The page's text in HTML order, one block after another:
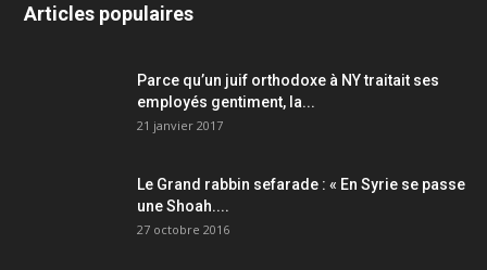
Articles populaires
Parce qu’un juif orthodoxe à NY traitait ses
employés gentiment, la...
21 janvier 2017
Le Grand rabbin sefarade : « En Syrie se passe
une Shoah....
27 octobre 2016